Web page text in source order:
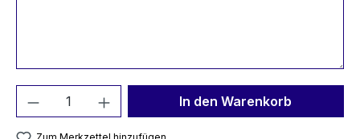
Produkt Anzahl: Gib denIn den Warenkorb